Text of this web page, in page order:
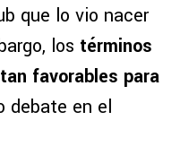
que lo vio nacer
los términos
favorables para
debate en el